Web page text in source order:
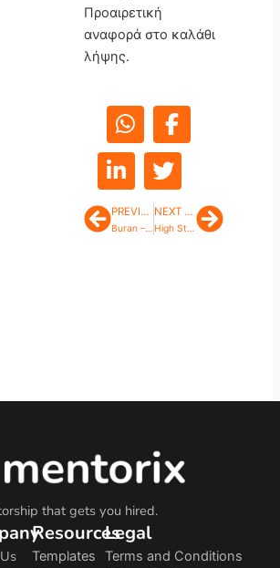
Προαιρετική
αναφορά στο καλάθι
λήψης.
PrevPREVIOUS POST
Buran – Die Macht der Winne und Verluste
NEXT POST
High Stakes on the High Roller Slot Machine Next
that gets you hired.
Resources
Templates
Legal
Terms and Conditions